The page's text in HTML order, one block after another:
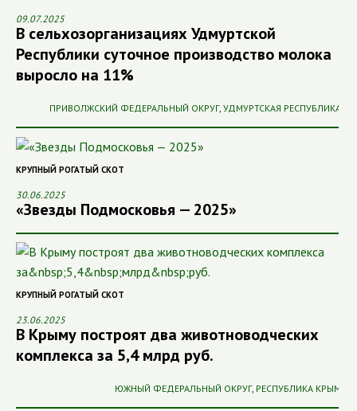
09.07.2025
В сельхозорганизациях Удмуртской
Республики суточное производство молока
выросло на 11%
ПРИВОЛЖСКИЙ ФЕДЕРАЛЬНЫЙ ОКРУГ, УДМУРТСКАЯ РЕСПУБЛИКА
КРУПНЫЙ РОГАТЫЙ СКОТ
30.06.2025
«Звезды Подмосковья — 2025»
КРУПНЫЙ РОГАТЫЙ СКОТ
23.06.2025
В Крыму построят два животноводческих
комплекса за 5,4 млрд руб.
ЮЖНЫЙ ФЕДЕРАЛЬНЫЙ ОКРУГ, РЕСПУБЛИКА КРЫМ